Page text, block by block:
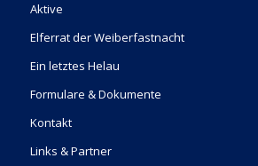
Aktive
Elferrat der Weiberfastnacht
Ein letztes Helau
Formulare & Dokumente
Kontakt
Links & Partner